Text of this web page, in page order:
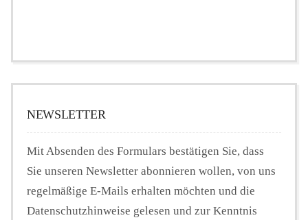
NEWSLETTER
Mit Absenden des Formulars bestätigen Sie, dass
Sie unseren Newsletter abonnieren wollen, von uns
regelmäßige E-Mails erhalten möchten und die
Datenschutzhinweise gelesen und zur Kenntnis